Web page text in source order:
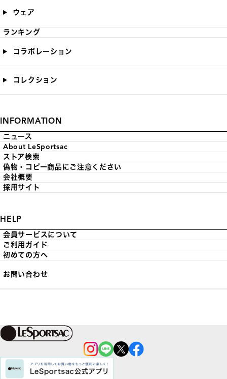
ウェア
ランキング
コラボレーション
コレクション
INFORMATION
ニュース
About LeSportsac
ストア検索
偽物・コピー商品にご注意ください
会社概要
採用サイト
HELP
会員サービスについて
ご利用ガイド
初めての方へ
お問い合わせ